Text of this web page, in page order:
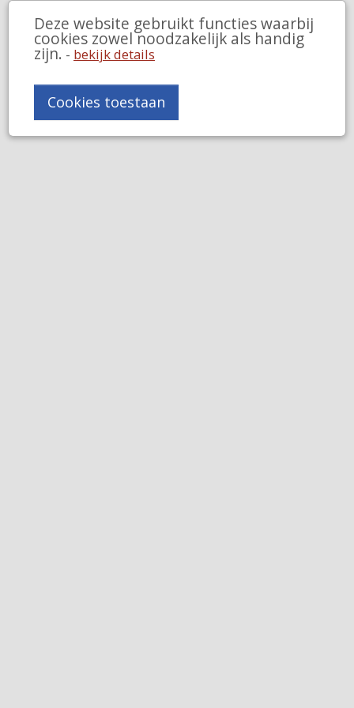
Deze website gebruikt functies waarbij
cookies zowel noodzakelijk als handig
zijn. - bekijk details
Cookies toestaan